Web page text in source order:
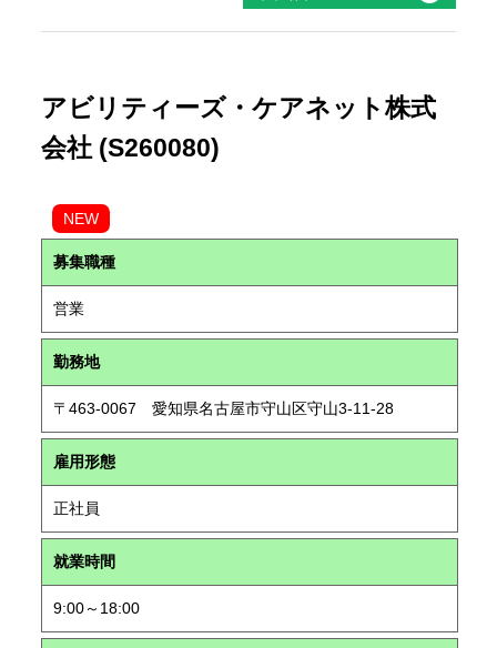
アビリティーズ・ケアネット株式
会社 (S260080)
NEW
募集職種
営業
勤務地
〒463-0067 愛知県名古屋市守山区守山3-11-28
雇用形態
正社員
就業時間
9:00～18:00